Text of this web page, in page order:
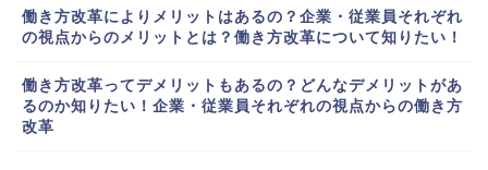
働き方改革によりメリットはあるの？企業・従業員それぞれ
の視点からのメリットとは？働き方改革について知りたい！
働き方改革ってデメリットもあるの？どんなデメリットがあ
るのか知りたい！企業・従業員それぞれの視点からの働き方
改革